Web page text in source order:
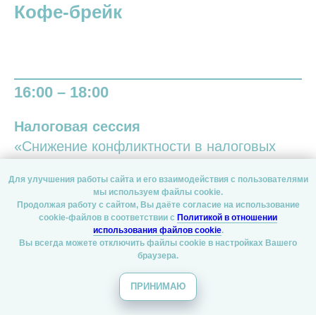
Кофе-брейк
16:00 – 18:00
Налоговая сессия
«Снижение конфликтности в налоговых
реформы 2025»
Модераторы
Владислав Каминский, управляющий партнер ЮК «Каминский,
Иванов и партнеры» (г. Москва
Темы дискуссии
Для улучшения работы сайта и его взаимодействия с пользователями
мы используем файлы cookie.
Продолжая работу с сайтом, Вы даёте согласие на использование
cookie-файлов в соответствии с Политикой в отношении
использования файлов cookie.
Вы всегда можете отключить файлы cookie в настройках Вашего
браузера.
ПРИНИМАЮ